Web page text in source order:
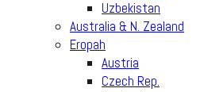
Uzbekistan
Australia & N. Zealand
Eropah
Austria
Czech Rep.